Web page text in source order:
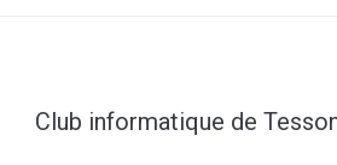
Club informatique de